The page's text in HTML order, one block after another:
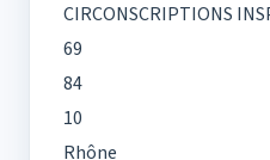
CIRCONSCRIPTIONS
69
84
10
Rhône